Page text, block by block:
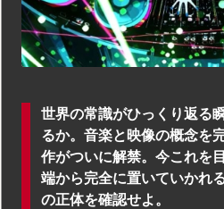
世界の常識がひっくり返る
るか。音楽と映像の概念を
作がついに解禁。今これを
端から完全に置いていかれ
の正体を確認せよ。